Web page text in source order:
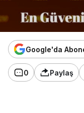
Google'da
0 Paylaş